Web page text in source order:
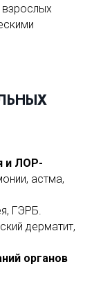
взрослых
и ЛОР-
астма,
ГЭРБ.
дерматит,
органов